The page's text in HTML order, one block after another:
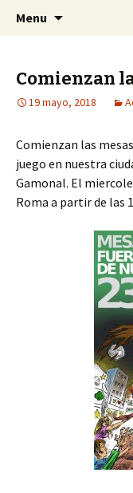
CSR
Centro Social
Menu
Comienzan
19 mayo, 2018
Comienzan las
juego en nuestra
Gamonal. El
Roma a partir de las